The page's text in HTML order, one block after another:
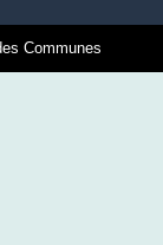
Communes